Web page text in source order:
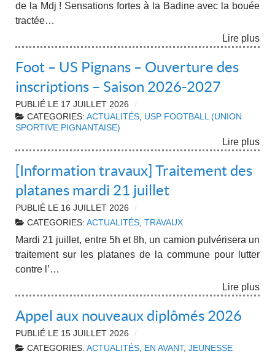
de la Mdj ! Sensations fortes à la Badine avec la bouée
tractée…
Lire plus
Foot – US Pignans – Ouverture des
inscriptions – Saison 2026-2027
PUBLIÉ LE 17 JUILLET 2026
CATEGORIES: ACTUALITÉS, USP FOOTBALL (UNION
SPORTIVE PIGNANTAISE)
Lire plus
[Information travaux] Traitement des
platanes mardi 21 juillet
PUBLIÉ LE 16 JUILLET 2026
CATEGORIES: ACTUALITÉS, TRAVAUX
Mardi 21 juillet, entre 5h et 8h, un camion pulvérisera un
traitement sur les platanes de la commune pour lutter
contre l’…
Lire plus
Appel aux nouveaux diplômés 2026
PUBLIÉ LE 15 JUILLET 2026
CATEGORIES: ACTUALITÉS EN AVANT, JEUNESSE